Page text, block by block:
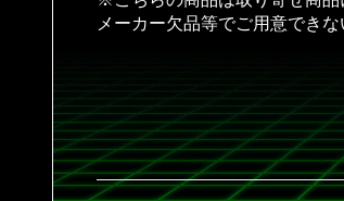
メーカー欠品等でご用意できな